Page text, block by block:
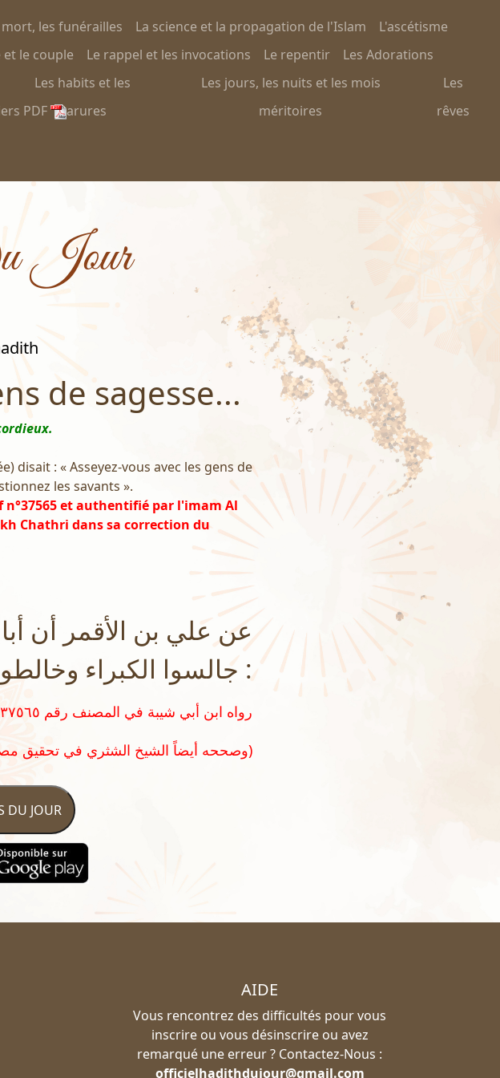
mort, les funérailles La science et la propagation de l'Islam
L'ascétisme
et le couple Le rappel et les invocations Le repentir
Les Adorations
Les habits et les
parures
Les jours, les nuits et les mois
méritoires
Les
rêves
PDF
Jour
de sagesse...
disait : « Asseyez-vous avec les gens de
les savants ».
n°37565 et authentifié par l'imam Al
Chathri dans sa correction du
عن علي بن الأقمر أن
: جالسوا الكبراء
وصححه أيضاً الشيخ الشثري في تحقيق مصنف ابن أبي شيبة ج ١٩ ص ٤٣٦)
DU JOUR
AIDE
Vous rencontrez des difficultés pour vous
inscrire ou vous désinscrire ou avez
remarqué une erreur ? Contactez-Nous :
officielhadithdujour@gmail.com